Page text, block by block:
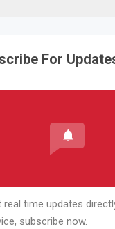
For
real time updates
subscribe now.